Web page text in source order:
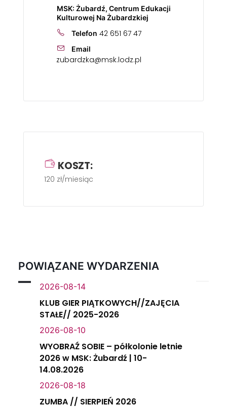
MSK: Żubardź, Centrum Edukacji
Kulturowej Na Żubardzkiej
Telefon 42 651 67 47
Email
zubardzka@msk.lodz.pl
KOSZT:
120 zł/miesiąc
POWIĄZANE WYDARZENIA
2026-08-14
KLUB GIER PIĄTKOWYCH//ZAJĘCIA
STAŁE// 2025-2026
2026-08-10
WYOBRAŹ SOBIE – półkolonie letnie
2026 w MSK: Żubardź | 10-
14.08.2026
2026-08-18
ZUMBA // SIERPIEŃ 2026